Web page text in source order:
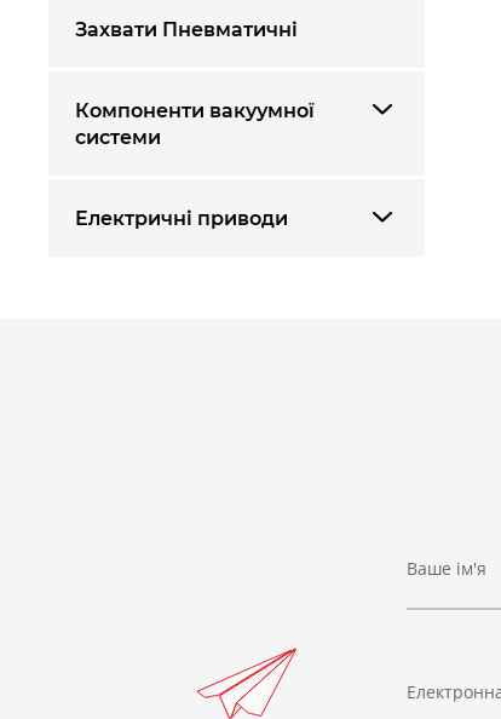
Захвати Пневматичні
Компоненти вакуумної
системи
Електричні приводи
Ваше ім'я